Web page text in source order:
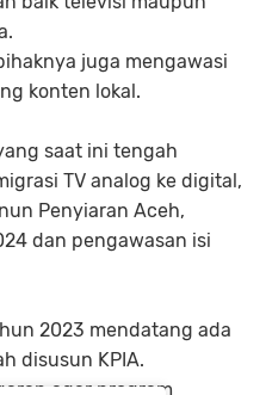
juga mengawasi
konten lokal.
saat ini tengah
TV analog ke digital,
Penyiaran Aceh,
dan pengawasan isi
2023 mendatang ada
disusun KPIA.
agar program